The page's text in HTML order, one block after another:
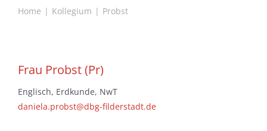
Home Kollegium Probst
Frau Probst (Pr)
Englisch, Erdkunde, NwT
daniela.probst@dbg-filderstadt.de